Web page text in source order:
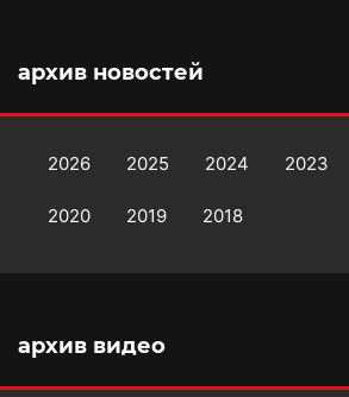
архив новостей
2026 2025 2024 2023
2020 2019 2018
архив видео